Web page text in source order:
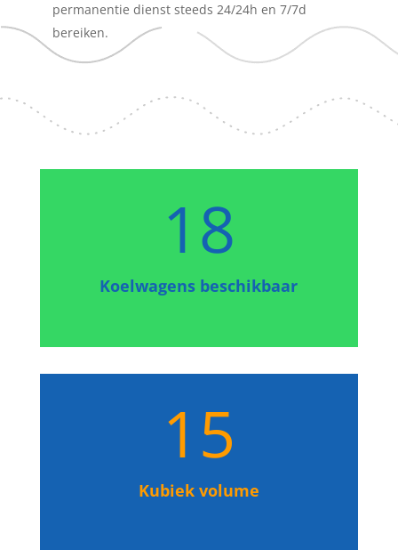
permanentie dienst steeds 24/24h en 7/7d
bereiken.
18
Koelwagens beschikbaar
15
Kubiek volume